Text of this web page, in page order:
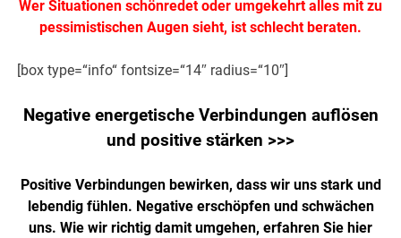
Wer Situationen schönredet oder umgekehrt alles mit zu
pessimistischen Augen sieht, ist schlecht beraten.
[box type=“info“ fontsize=“14″ radius=“10″]
Negative energetische Verbindungen auflösen
und positive stärken >>>
Positive Verbindungen bewirken, dass wir uns stark und
lebendig fühlen. Negative erschöpfen und schwächen
uns. Wie wir richtig damit umgehen, erfahren Sie hier